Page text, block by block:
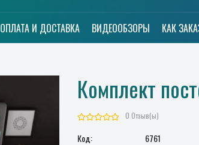
ОПЛАТА И ДОСТАВКА ВИДЕООБЗОРЫ КАК
Комплект
0 Отзыв(ы)
Код:
6761